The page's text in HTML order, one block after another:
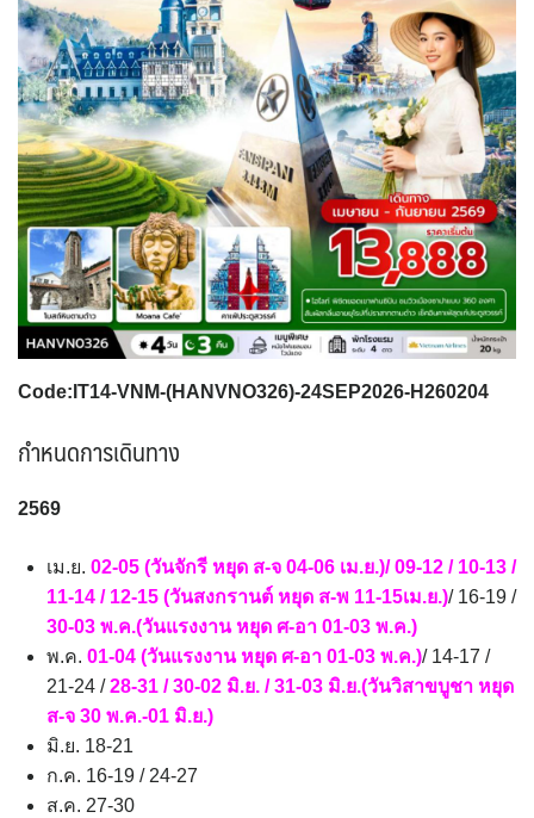
SGP สิงคโปร์ 4
SYR ซีเรีย 0 TWN ไต้หวัน 10
TJK ทาจิกิสถาน 1 TKM เติร์กเมนิสถาน 1
ARE ดูไบ, UAE 0 UZB อุซเบกิสถาน 4
VNM เวียดนาม 35 ตะวันออกกลาง 0
YEM เยเมน 0 จอร์แดน - อียิปต์ 4
NLD เนเธอร์แลนด์ 0 NOR นอร์เวย์ 3
POL โปแลนด์ 3 PRT โปรตุเกส 3
RUS รัสเซีย 3 สแกนดิเนเวีย 7
SVN สโลวิเนีย
ESP สเปน 4 CHE สวิตเซอร์แลนด์ 8
TUR ตุรเคีย 13 UKR ยูเครน 0
UK อังกฤษ+สหราชอาณาจักร
9
เบลเยี่ยม เนเธอร์แลนด์ ลักเซม
ร์ก (BENELUX) 1
บัลแกเรีย โรมาเนีย 2
จอร์เจีย อาร์เมเนีย 1
อิตาลี สวิส ฝรั่งเศส 3 สเปน โปรตุเกส 2
Code:IT14-VNM-(HANVNO326)-24SEP2026-H260204
กำหนดการเดินทาง
2569
เม.ย. 02-05 (วันจักรี หยุด ส-จ 04-06 เม.ย.)/ 09-12 / 10-13 /
11-14 / 12-15 (วันสงกรานต์ หยุด ส-พ 11-15เม.ย.)/ 16-19 /
30-03 พ.ค.(วันแรงงาน หยุด ศ-อา 01-03 พ.ค.)
พ.ค. 01-04 (วันแรงงาน หยุด ศ-อา 01-03 พ.ค.)/ 14-17 /
21-24 /28-31 / 30-02 มิ.ย. / 31-03 มิ.ย.(วันวิสาขบูชา หยุด
ส-จ 30 พ.ค.-01 มิ.ย.)
มิ.ย. 18-21
ก.ค. 16-19 / 24-27
ส.ค. 27-30